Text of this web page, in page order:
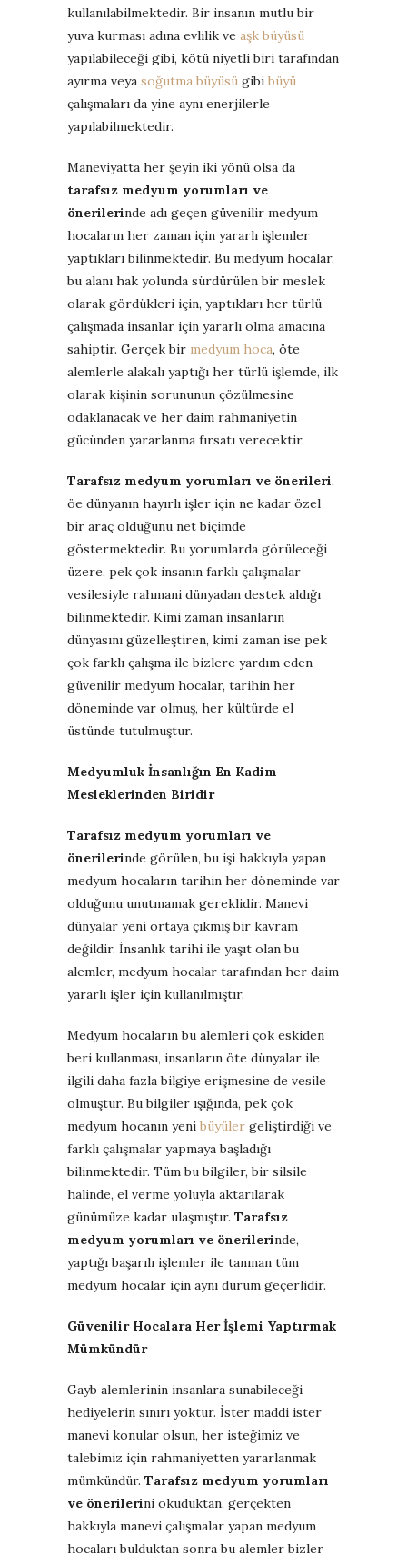
kullanılabilmektedir. Bir insanın mutlu bir
yuva kurması adına evlilik ve aşk büyüsü
yapılabileceği gibi, kötü niyetli biri tarafından
ayırma veya soğutma büyüsü gibi büyü
çalışmaları da yine aynı enerjilerle
yapılabilmektedir.
Maneviyatta her şeyin iki yönü olsa da
tarafsız medyum yorumları ve
önerilerinde adı geçen güvenilir medyum
hocaların her zaman için yararlı işlemler
yaptıkları bilinmektedir. Bu medyum hocalar,
bu alanı hak yolunda sürdürülen bir meslek
olarak gördükleri için, yaptıkları her türlü
çalışmada insanlar için yararlı olma amacına
sahiptir. Gerçek bir medyum hoca, öte
alemlerle alakalı yaptığı her türlü işlemde, ilk
olarak kişinin sorununun çözülmesine
odaklanacak ve her daim rahmaniyetin
gücünden yararlanma fırsatı verecektir.
Tarafsız medyum yorumları ve önerileri,
öe dünyanın hayırlı işler için ne kadar özel
bir araç olduğunu net biçimde
göstermektedir. Bu yorumlarda görüleceği
üzere, pek çok insanın farklı çalışmalar
vesilesiyle rahmani dünyadan destek aldığı
bilinmektedir. Kimi zaman insanların
dünyasını güzelleştiren, kimi zaman ise pek
çok farklı çalışma ile bizlere yardım eden
güvenilir medyum hocalar, tarihin her
döneminde var olmuş, her kültürde el
üstünde tutulmuştur.
Medyumluk İnsanlığın En Kadim
Mesleklerinden Biridir
Tarafsız medyum yorumları ve
önerilerinde görülen, bu işi hakkıyla yapan
medyum hocaların tarihin her döneminde var
olduğunu unutmamak gereklidir. Manevi
dünyalar yeni ortaya çıkmış bir kavram
değildir. İnsanlık tarihi ile yaşıt olan bu
alemler, medyum hocalar tarafından her daim
yararlı işler için kullanılmıştır.
Medyum hocaların bu alemleri çok eskiden
beri kullanması, insanların öte dünyalar ile
ilgili daha fazla bilgiye erişmesine de vesile
olmuştur. Bu bilgiler ışığında, pek çok
medyum hocanın yeni büyüler geliştirdiği ve
farklı çalışmalar yapmaya başladığı
bilinmektedir. Tüm bu bilgiler, bir silsile
halinde, el verme yoluyla aktarılarak
günümüze kadar ulaşmıştır. Tarafsız
medyum yorumları ve önerilerinde,
yaptığı başarılı işlemler ile tanınan tüm
medyum hocalar için aynı durum geçerlidir.
Güvenilir Hocalara Her İşlemi Yaptırmak
Mümkündür
Gayb alemlerinin insanlara sunabileceği
hediyelerin sınırı yoktur. İster maddi ister
manevi konular olsun, her isteğimiz ve
talebimiz için rahmaniyetten yararlanmak
mümkündür. Tarafsız medyum yorumları
ve önerilerini okuduktan, gerçekten
hakkıyla manevi çalışmalar yapan medyum
hocaları bulduktan sonra bu alemler bizler